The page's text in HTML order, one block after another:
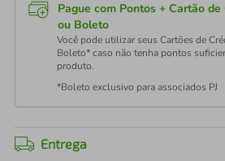
Pague com Pontos + Cartão
ou Boleto
Você pode utilizar seus Cartões de
Boleto* caso não tenha pontos
produto.
*Boleto exclusivo para associados PJ
Entrega